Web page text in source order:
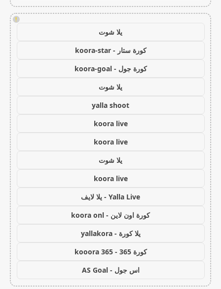
!
يلا شوت
كورة ستار - koora-star
كورة جول - koora-goal
يلا شوت
yalla shoot
koora live
koora live
يلا شوت
koora live
Yalla Live - يلا لايف
كورة اون لاين - koora onl
يلا كورة - yallakora
كورة 365 - kooora 365
اس جول - AS Goal